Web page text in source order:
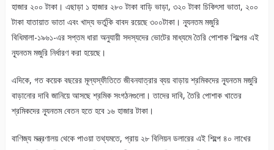
হাজার ২০০ টাকা। এছাড়া ১ হাজার ২৮০ টাকা বাড়ি ভাড়া, ৩২০ টাকা চিকিৎসা ভাতা, ২০০
টাকা যাতায়াত ভাতা এবং খাদ্য ভর্তুকি বাবদ রয়েছে ৩০০টাকা। ন্যূনতম মজুরি
বিধিমালা-১৯৬১-এর সপ্তম ধারা অনুযায়ী সদস্যদের ভোটের মাধ্যমে তৈরি পোশাক শিল্পের এই
ন্যূনতম মজুরি নির্ধারণ করা হয়েছে।
এদিকে, গত কয়েক বছরের মূল্যস্ফীতিতে জীবনযাত্রার ব্যয় বাড়ায় শ্রমিকদের ন্যূনতম মজুরি
বাড়ানোর দাবি জানিয়ে আসছে শ্রমিক সংগঠনগুলো। তাদের দাবি, তৈরি পোশাক খাতের
শ্রমিকদের ন্যূনতম বেতন হতে হবে ১৬ হাজার টাকা।
বাণিজ্য মন্ত্রণালয় থেকে পাওয়া তথ্যমতে, প্রায় ২৮ বিলিয়ন ডলারের এই শিল্পে ৪০ লাখের